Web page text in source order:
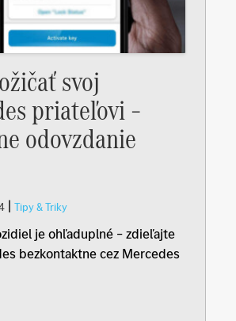
svoj
priateľovi –
odovzdanie
| Tipy & Triky
je ohľaduplné – zdieľajte
bezkontaktne cez Mercedes